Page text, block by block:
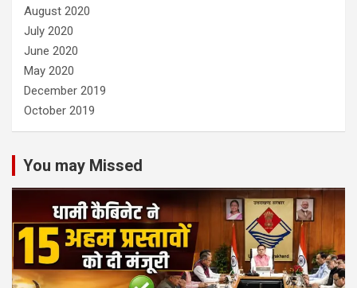
August 2020
July 2020
June 2020
May 2020
December 2019
October 2019
You may Missed